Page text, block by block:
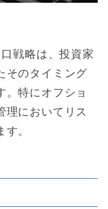
戦略は、投資家
そのタイミング
。特にオフショ
理においてリス
。